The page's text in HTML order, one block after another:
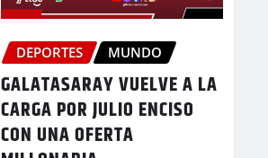
DEPORTES MUNDO
GALATASARAY VUELVE A LA
CARGA POR JULIO ENCISO
CON UNA OFERTA